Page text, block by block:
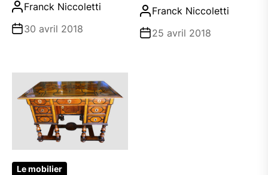
Franck Niccoletti
30 avril 2018
Franck Niccoletti
25 avril 2018
Le mobilier